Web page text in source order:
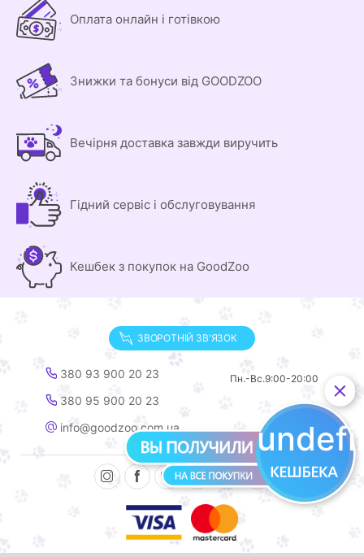
Оплата онлайн і готівкою
Знижки та бонуси від GOODZOO
Вечірня доставка завжди виручить
Гідний сервіс і обслуговування
Кешбек з покупок на GoodZoo
ЗВОРОТНІЙ ЗВ'ЯЗОК
380 93 900 20 23
380 95 900 20 23
info@goodzoo.com.ua
Пн.-Вс.9:00-20:00